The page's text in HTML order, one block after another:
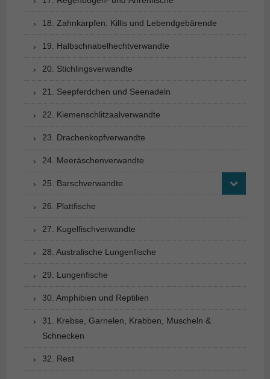
18. Zahnkarpfen: Killis und Lebendgebärende
19. Halbschnabelhechtverwandte
20. Stichlingsverwandte
21. Seepferdchen und Seenadeln
22. Kiemenschlitzaalverwandte
23. Drachenkopfverwandte
24. Meeräschenverwandte
25. Barschverwandte
26. Plattfische
27. Kugelfischverwandte
28. Australische Lungenfische
29. Lungenfische
30. Amphibien und Reptilien
31. Krebse, Garnelen, Krabben, Muscheln &
Schnecken
32. Rest